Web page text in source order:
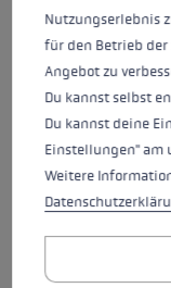
Colours beige
comfort with
and cool
Nutzungserlebnis
für den Betrieb der
Angebot zu
Du kannst selbst
Du kannst deine
Einstellungen" am
Weitere